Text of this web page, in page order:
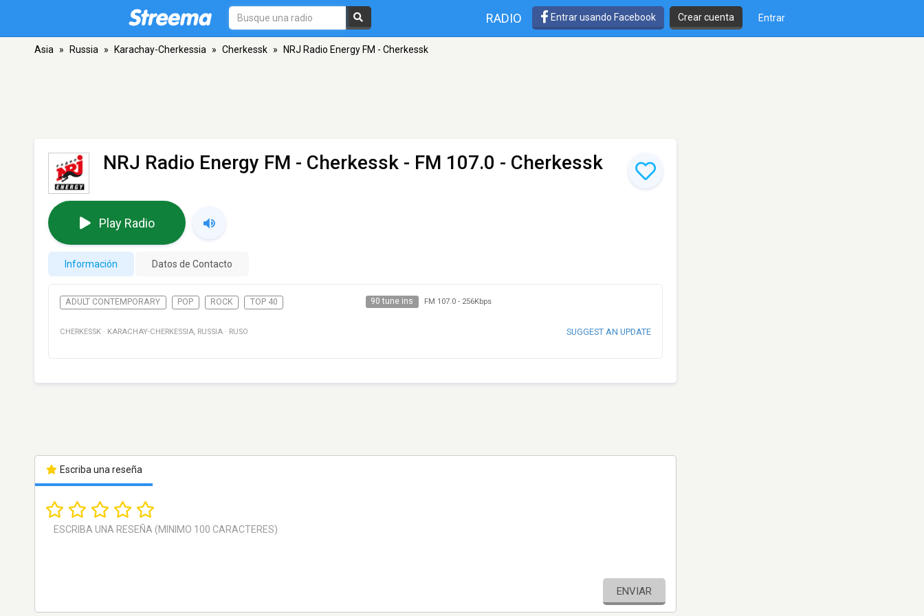
RADIO Entrar usando Facebook Crear cuenta Entrar
Asia » Russia » Karachay-Cherkessia » Cherkessk » NRJ Radio Energy FM - Cherkessk
NRJ Radio Energy FM - Cherkessk - FM 107.0 - Cherkessk
Play Radio
Información Datos de Contacto
ADULT CONTEMPORARY POP ROCK TOP 40 90 tune ins FM 107.0- 256Kbps
CHERKESSK · KARACHAY-CHERKESSIA, RUSSIA · RUSO SUGGEST AN UPDATE
Escriba una reseña
ENVIAR